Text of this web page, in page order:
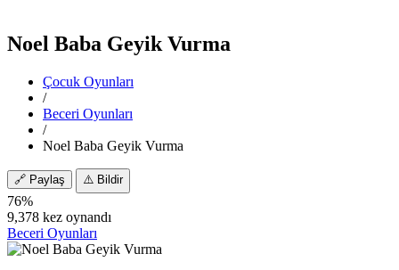
Noel Baba Geyik Vurma
Çocuk Oyunları
/
Beceri Oyunları
/
Noel Baba Geyik Vurma
🔗 Paylaş ⚠️ Bildir
76%
9,378 kez oynandı
Beceri Oyunları